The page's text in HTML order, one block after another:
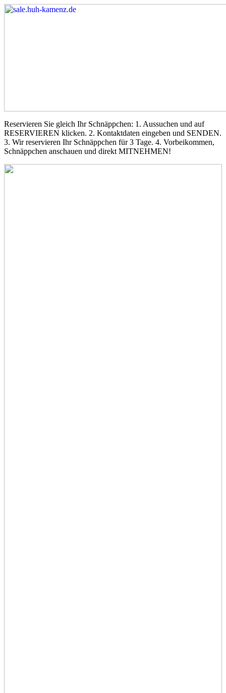
Reservieren Sie gleich Ihr Schnäppchen: 1. Aussuchen und auf
RESERVIEREN klicken. 2. Kontaktdaten eingeben und SENDEN.
3. Wir reservieren Ihr Schnäppchen für 3 Tage. 4. Vorbeikommen,
Schnäppchen anschauen und direkt MITNEHMEN!